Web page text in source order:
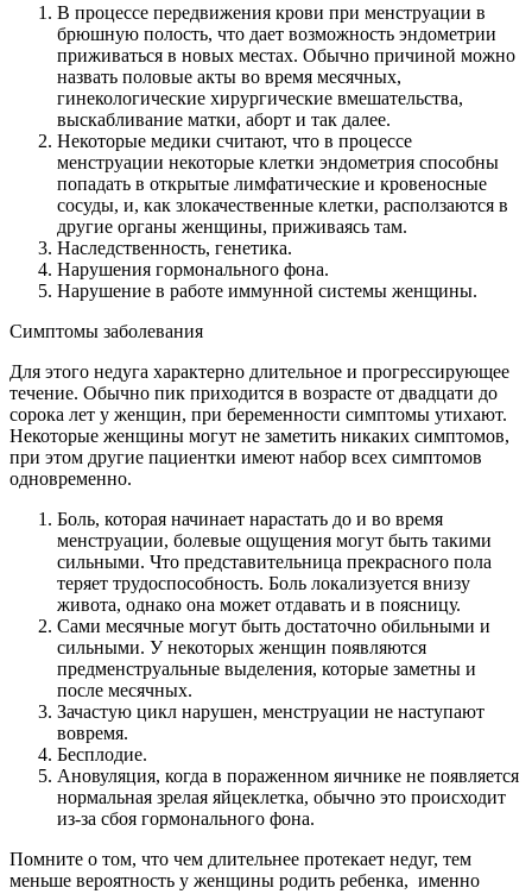
В процессе передвижения крови при менструации в
брюшную полость, что дает возможность эндометрии
приживаться в новых местах. Обычно причиной можно
назвать половые акты во время месячных,
гинекологические хирургические вмешательства,
выскабливание матки, аборт и так далее.
Некоторые медики считают, что в процессе
менструации некоторые клетки эндометрия способны
попадать в открытые лимфатические и кровеносные
сосуды, и, как злокачественные клетки, расползаются в
другие органы женщины, приживаясь там.
Наследственность, генетика.
Нарушения гормонального фона.
Нарушение в работе иммунной системы женщины.
Симптомы заболевания
Для этого недуга характерно длительное и прогрессирующее
течение. Обычно пик приходится в возрасте от двадцати до
сорока лет у женщин, при беременности симптомы утихают.
Некоторые женщины могут не заметить никаких симптомов,
при этом другие пациентки имеют набор всех симптомов
одновременно.
Боль, которая начинает нарастать до и во время
менструации, болевые ощущения могут быть такими
сильными. Что представительница прекрасного пола
теряет трудоспособность. Боль локализуется внизу
живота, однако она может отдавать и в поясницу.
Сами месячные могут быть достаточно обильными и
сильными. У некоторых женщин появляются
предменструальные выделения, которые заметны и
после месячных.
Зачастую цикл нарушен, менструации не наступают
вовремя.
Бесплодие.
Ановуляция, когда в пораженном яичнике не появляется
нормальная зрелая яйцеклетка, обычно это происходит
из-за сбоя гормонального фона.
Помните о том, что чем длительнее протекает недуг, тем
меньше вероятность у женщины родить ребенка, именно